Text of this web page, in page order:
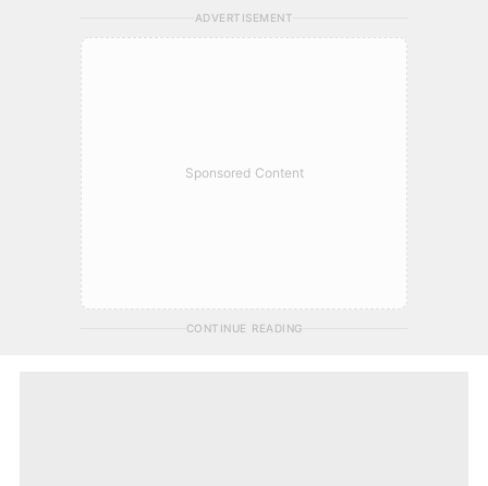
ADVERTISEMENT
Sponsored Content
CONTINUE READING